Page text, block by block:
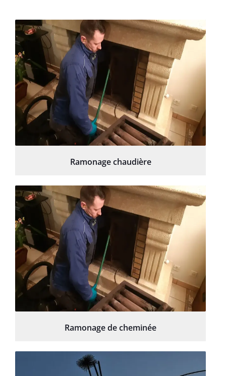
Ramonage chaudière
Ramonage de cheminée